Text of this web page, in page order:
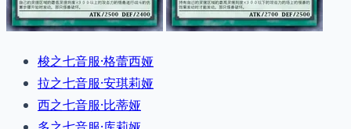
梭之七音服·格蕾西娅
拉之七音服·安琪莉娅
西之七音服·比蒂娅